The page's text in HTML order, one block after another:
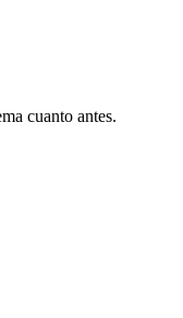
cuanto antes.